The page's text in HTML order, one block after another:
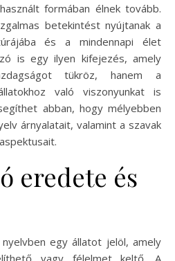
formában élnek tovább.
betekintést nyújtanak a
és a mindennapi élet
is egy ilyen kifejezés, amely
tükröz, hanem a
való viszonyunkat is
abban, hogy mélyebben
árnyalatait, valamint a szavak
eredete és
egy állatot jelöl, amely
vagy félelmet keltő. A